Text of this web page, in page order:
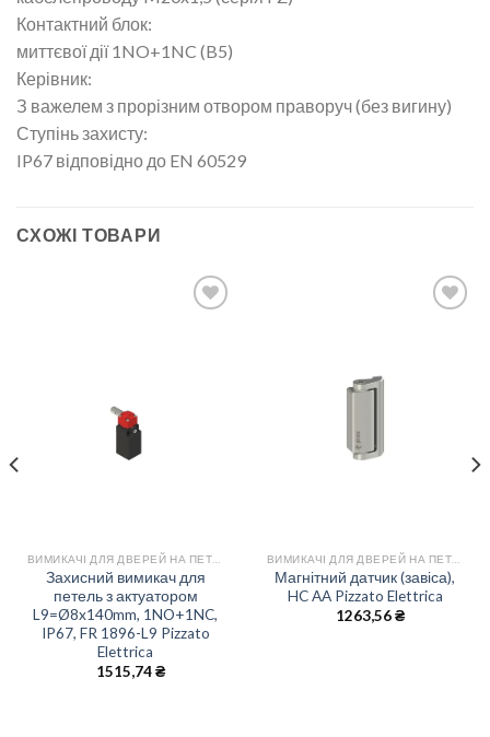
Контактний блок:
миттєвої дії 1NO+1NC (B5)
Керівник:
З важелем з прорізним отвором праворуч (без вигину)
Ступінь захисту:
IP67 відповідно до EN 60529
СХОЖІ ТОВАРИ
Захисний вимикач для
петель з актуатором
L9=Ø8x140mm, 1NO+1NC,
IP67, FR 1896-L9 Pizzato
Elettrica
1515,74₴
Магнітний датчик (завіса),
HC AA Pizzato Elettrica
1263,56₴